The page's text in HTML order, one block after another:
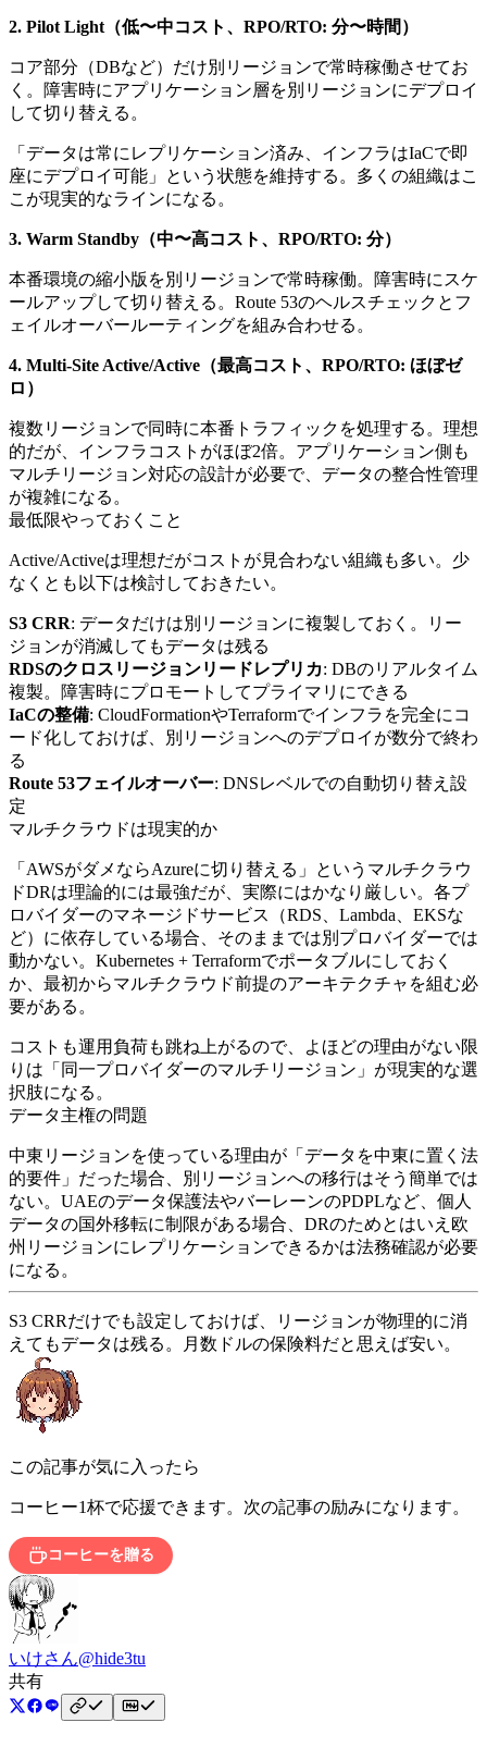
2. Pilot Light（低〜中コスト、RPO/RTO: 分〜時間）
コア部分（DBなど）だけ別リージョンで常時稼働させてお
く。障害時にアプリケーション層を別リージョンにデプロイ
して切り替える。
「データは常にレプリケーション済み、インフラはIaCで即
座にデプロイ可能」という状態を維持する。多くの組織はこ
こが現実的なラインになる。
3. Warm Standby（中〜高コスト、RPO/RTO: 分）
本番環境の縮小版を別リージョンで常時稼働。障害時にスケ
ールアップして切り替える。Route 53のヘルスチェックとフ
ェイルオーバールーティングを組み合わせる。
4. Multi-Site Active/Active（最高コスト、RPO/RTO: ほぼゼ
ロ）
複数リージョンで同時に本番トラフィックを処理する。理想
的だが、インフラコストがほぼ2倍。アプリケーション側も
マルチリージョン対応の設計が必要で、データの整合性管理
が複雑になる。
最低限やっておくこと
Active/Activeは理想だがコストが見合わない組織も多い。少
なくとも以下は検討しておきたい。
S3 CRR: データだけは別リージョンに複製しておく。リー
ジョンが消滅してもデータは残る
RDSのクロスリージョンリードレプリカ: DBのリアルタイム
複製。障害時にプロモートしてプライマリにできる
IaCの整備: CloudFormationやTerraformでインフラを完全にコ
ード化しておけば、別リージョンへのデプロイが数分で終わ
る
Route 53フェイルオーバー: DNSレベルでの自動切り替え設
定
マルチクラウドは現実的か
「AWSがダメならAzureに切り替える」というマルチクラウ
ドDRは理論的には最強だが、実際にはかなり厳しい。各プ
ロバイダーのマネージドサービス（RDS、Lambda、EKSな
ど）に依存している場合、そのままでは別プロバイダーでは
動かない。Kubernetes + Terraformでポータブルにしておく
か、最初からマルチクラウド前提のアーキテクチャを組む必
要がある。
コストも運用負荷も跳ね上がるので、よほどの理由がない限
りは「同一プロバイダーのマルチリージョン」が現実的な選
択肢になる。
データ主権の問題
中東リージョンを使っている理由が「データを中東に置く法
的要件」だった場合、別リージョンへの移行はそう簡単では
ない。UAEのデータ保護法やバーレーンのPDPLなど、個人
データの国外移転に制限がある場合、DRのためとはいえ欧
州リージョンにレプリケーションできるかは法務確認が必要
になる。
S3 CRRだけでも設定しておけば、リージョンが物理的に消
えてもデータは残る。月数ドルの保険料だと思えば安い。
この記事が気に入ったら
コーヒー1杯で応援できます。次の記事の励みになります。
コーヒーを贈る
いけさん@hide3tu
共有